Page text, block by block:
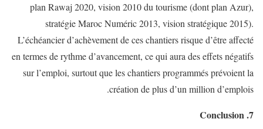
plan Rawaj 2020, vision 2010 du tourisme (dont plan Azur),
stratégie Maroc Numéric 2013, vision stratégique 2015).
L’échéancier d’achèvement de ces chantiers risque d’être affecté
en termes de rythme d’avancement, ce qui aura des effets négatifs
sur l’emploi, surtout que les chantiers programmés prévoient la
création de plus d’un million d’emplois.
7. Conclusion